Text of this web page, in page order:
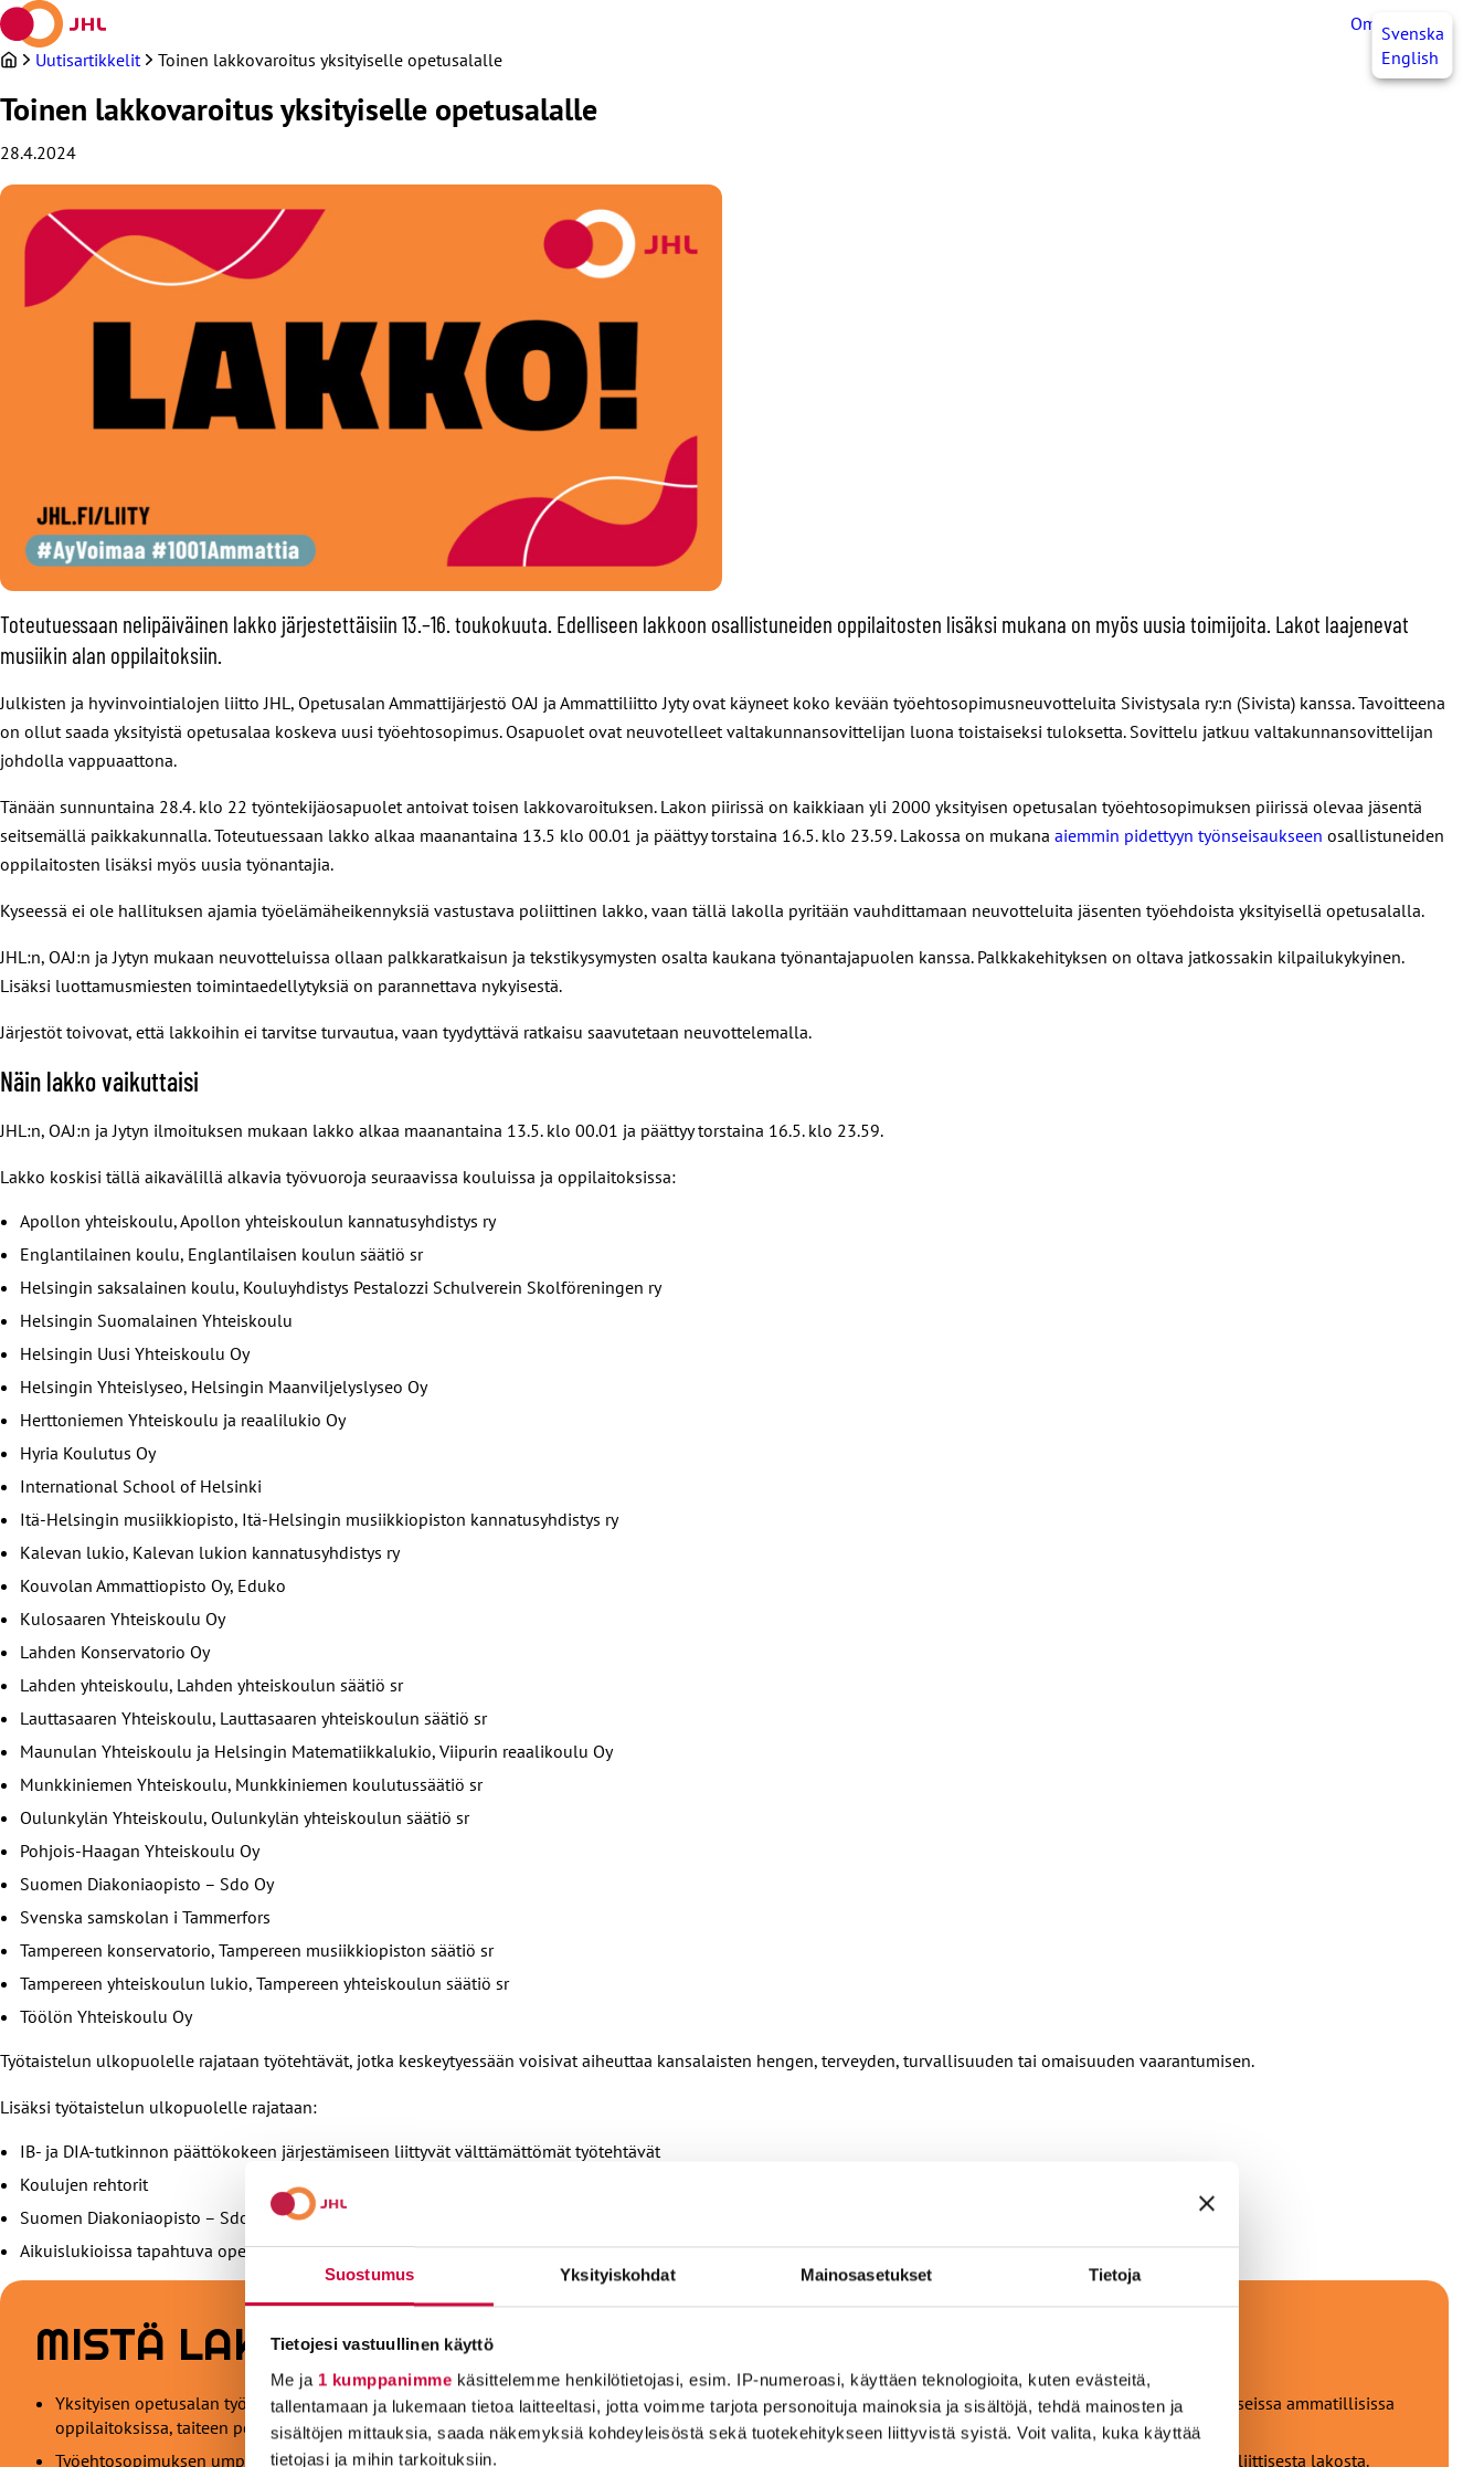
Suostumus Yksityiskohdat Mainosasetukset Tietoja
Tietojesi vastuullinen käyttö
Me ja 1 kumppanimme käsittelemme henkilötietojasi, esim. IP-numeroasi, käyttäen teknologioita, kuten evästeitä,
tallentamaan ja lukemaan tietoa laitteeltasi, jotta voimme tarjota personoituja mainoksia ja sisältöjä, tehdä mainosten ja
sisältöjen mittauksia, saada näkemyksiä kohdeyleisöstä sekä tuotekehitykseen liittyvistä syistä. Voit valita, kuka käyttää
tietojasi ja mihin tarkoituksiin.
Siirry
sisältöön
OmaJHLSvenska
English
Uutisartikkelit Toinen lakkovaroitus yksityiselle opetusalalle
Toinen lakkovaroitus yksityiselle opetusalalle
28.4.2024
Toteutuessaan nelipäiväinen lakko järjestettäisiin 13.–16. toukokuuta. Edelliseen lakkoon osallistuneiden oppilaitosten lisäksi mukana on myös uusia toimijoita. Lakot laajenevat
musiikin alan oppilaitoksiin.
Julkisten ja hyvinvointialojen liitto JHL, Opetusalan Ammattijärjestö OAJ ja Ammattiliitto Jyty ovat käyneet koko kevään työehtosopimusneuvotteluita Sivistysala ry:n (Sivista) kanssa. Tavoitteena
on ollut saada yksityistä opetusalaa koskeva uusi työehtosopimus. Osapuolet ovat neuvotelleet valtakunnansovittelijan luona toistaiseksi tuloksetta. Sovittelu jatkuu valtakunnansovittelijan
johdolla vappuaattona.
Tänään sunnuntaina 28.4. klo 22 työntekijäosapuolet antoivat toisen lakkovaroituksen. Lakon piirissä on kaikkiaan yli 2000 yksityisen opetusalan työehtosopimuksen piirissä olevaa jäsentä
seitsemällä paikkakunnalla. Toteutuessaan lakko alkaa maanantaina 13.5 klo 00.01 ja päättyy torstaina 16.5. klo 23.59. Lakossa on mukana aiemmin pidettyyn työnseisaukseen osallistuneiden
oppilaitosten lisäksi myös uusia työnantajia.
Kyseessä ei ole hallituksen ajamia työelämäheikennyksiä vastustava poliittinen lakko, vaan tällä lakolla pyritään vauhdittamaan neuvotteluita jäsenten työehdoista yksityisellä opetusalalla.
JHL:n, OAJ:n ja Jytyn mukaan neuvotteluissa ollaan palkkaratkaisun ja tekstikysymysten osalta kaukana työnantajapuolen kanssa. Palkkakehityksen on oltava jatkossakin kilpailukykyinen.
Lisäksi luottamusmiesten toimintaedellytyksiä on parannettava nykyisestä.
Järjestöt toivovat, että lakkoihin ei tarvitse turvautua, vaan tyydyttävä ratkaisu saavutetaan neuvottelemalla.
Näin lakko vaikuttaisi
JHL:n, OAJ:n ja Jytyn ilmoituksen mukaan lakko alkaa maanantaina 13.5. klo 00.01 ja päättyy torstaina 16.5. klo 23.59.
Lakko koskisi tällä aikavälillä alkavia työvuoroja seuraavissa kouluissa ja oppilaitoksissa:
Apollon yhteiskoulu, Apollon yhteiskoulun kannatusyhdistys ry
Englantilainen koulu, Englantilaisen koulun säätiö sr
Helsingin saksalainen koulu, Kouluyhdistys Pestalozzi Schulverein Skolföreningen ry
Helsingin Suomalainen Yhteiskoulu
Helsingin Uusi Yhteiskoulu Oy
Helsingin Yhteislyseo, Helsingin Maanviljelyslyseo Oy
Herttoniemen Yhteiskoulu ja reaalilukio Oy
Hyria Koulutus Oy
International School of Helsinki
Itä-Helsingin musiikkiopisto, Itä-Helsingin musiikkiopiston kannatusyhdistys ry
Kalevan lukio, Kalevan lukion kannatusyhdistys ry
Kouvolan Ammattiopisto Oy, Eduko
Kulosaaren Yhteiskoulu Oy
Lahden Konservatorio Oy
Lahden yhteiskoulu, Lahden yhteiskoulun säätiö sr
Lauttasaaren Yhteiskoulu, Lauttasaaren yhteiskoulun säätiö sr
Maunulan Yhteiskoulu ja Helsingin Matematiikkalukio, Viipurin reaalikoulu Oy
Munkkiniemen Yhteiskoulu, Munkkiniemen koulutussäätiö sr
Oulunkylän Yhteiskoulu, Oulunkylän yhteiskoulun säätiö sr
Pohjois-Haagan Yhteiskoulu Oy
Suomen Diakoniaopisto – Sdo Oy
Svenska samskolan i Tammerfors
Tampereen konservatorio, Tampereen musiikkiopiston säätiö sr
Tampereen yhteiskoulun lukio, Tampereen yhteiskoulun säätiö sr
Töölön Yhteiskoulu Oy
Työtaistelun ulkopuolelle rajataan työtehtävät, jotka keskeytyessään voisivat aiheuttaa kansalaisten hengen, terveyden, turvallisuuden tai omaisuuden vaarantumisen.
Lisäksi työtaistelun ulkopuolelle rajataan:
IB- ja DIA-tutkinnon päättökokeen järjestämiseen liittyvät välttämättömät työtehtävät
Koulujen rehtorit
Suomen Diakoniaopisto – Sdo Oy, koko Oulun kampus
Aikuislukioissa tapahtuva opetus
MISTÄ LAKOSSA ON KYSE?
Yksityisen opetusalan työehtosopimus umpeutui maaliskuun lopussa. Yksityisen opetusalan sopimusta sovelletaan yleissivistävien yksityiskoulujen lisäksi useissa ammatillisissa
oppilaitoksissa, taiteen perusopetuksen ja vapaan sivistystyön oppilaitoksissa sekä useissa kansanopistoissa ja urheiluopistoissa.
Työehtosopimuksen umpeutumisen myötä työrauhavelvoitetta ei enää ole.
pyritään vauhdittamaan työehtosopimuksen syntymistä. Kyse ei siis ole poliittisesta lakosta.